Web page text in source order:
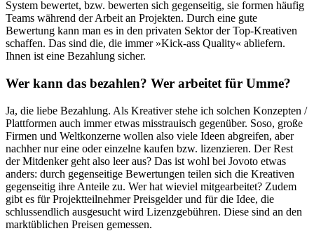
System bewertet, bzw. bewerten sich gegenseitig, sie formen häufig
Teams während der Arbeit an Projekten. Durch eine gute
Bewertung kann man es in den privaten Sektor der Top-Kreativen
schaffen. Das sind die, die immer »Kick-ass Quality« abliefern.
Ihnen ist eine Bezahlung sicher.
Wer kann das bezahlen? Wer arbeitet für Umme?
Ja, die liebe Bezahlung. Als Kreativer stehe ich solchen Konzepten /
Plattformen auch immer etwas misstrauisch gegenüber. Soso, große
Firmen und Weltkonzerne wollen also viele Ideen abgreifen, aber
nachher nur eine oder einzelne kaufen bzw. lizenzieren. Der Rest
der Mitdenker geht also leer aus? Das ist wohl bei Jovoto etwas
anders: durch gegenseitige Bewertungen teilen sich die Kreativen
gegenseitig ihre Anteile zu. Wer hat wieviel mitgearbeitet? Zudem
gibt es für Projektteilnehmer Preisgelder und für die Idee, die
schlussendlich ausgesucht wird Lizenzgebühren. Diese sind an den
marktüblichen Preisen gemessen.